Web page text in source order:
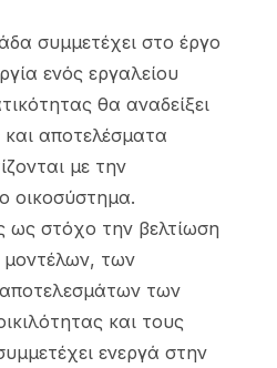
συμμετέχει στο έργο
ενός εργαλείου
θα αναδείξει
και αποτελέσματα
με την
οικοσύστημα.
στόχο την βελτίωση
των
αποτελεσμάτων των
και τους
ενεργά στην